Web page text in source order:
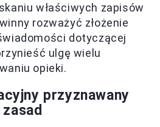
właściwych zapisów
rozważyć złożenie
dotyczącej
ulgę wielu
opieki.
przyznawany